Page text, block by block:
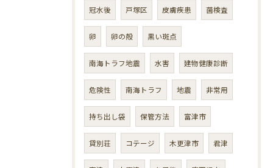
冠水後 戸塚区 皮膚疾患 菌検査
卵 卵の殻 黒い斑点
南海トラフ地震 水害 建物健康診断
危険性 南海トラフ 地震 非常用
持ち出し袋 保管方法 富津市
貸別荘 コテージ 木更津市 君津